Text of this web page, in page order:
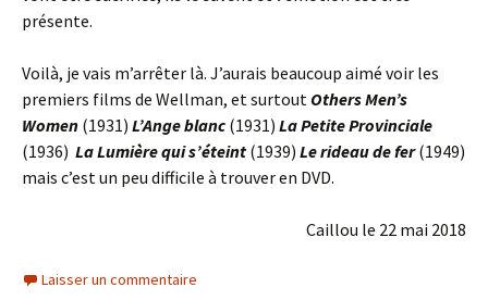
présente.
Voilà, je vais m’arrêter là. J’aurais beaucoup aimé voir les
premiers films de Wellman, et surtout Others Men’s
Women (1931) L’Ange blanc (1931) La Petite Provinciale
(1936) La Lumière qui s’éteint (1939) Le rideau de fer(1949)
mais c’est un peu difficile à trouver en DVD.
Caillou le 22 mai 2018
Laisser un commentaire